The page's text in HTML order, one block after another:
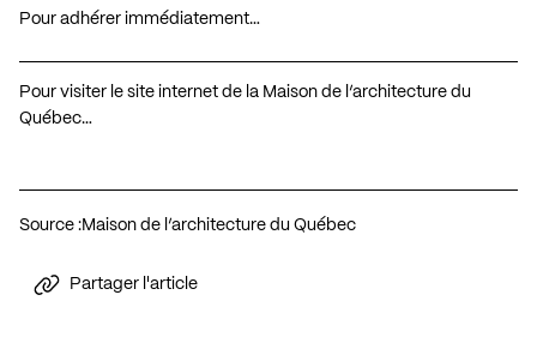
Pour adhérer immédiatement…
Pour visiter le site internet de la Maison de l’architecture du
Québec…
Source :Maison de l’architecture du Québec
Partager l'article